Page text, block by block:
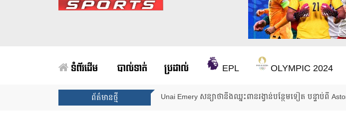
ទំព័រដើម បាល់ទាត់ ប្រដាល់ EPL OLYMPIC 2024
ព័ត៌មានថ្មី Arsenal បញ្ចប់ការរង់ចាំ ២២ ឆ្នាំ ដើម្បីឈ្នះពាន Premier League